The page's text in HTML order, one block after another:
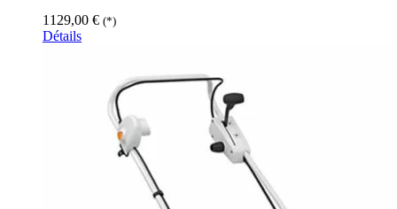
1129,00 € (*)
Détails